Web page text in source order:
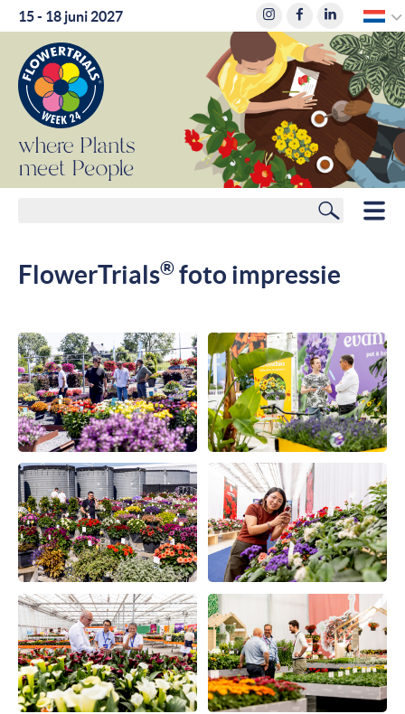
15 - 18 juni 2027
HOTELS
NIEUWS
PERSBERICHTEN
NIEUWSBRIEF
MEDIA
VIDEO REPORTS
HIGHLIGHT VIDEO'S
HIGHLIGHTS 2026
FOTO'S
OVER ONS
where
Plants
meet
People
FlowerTrials® foto impressie